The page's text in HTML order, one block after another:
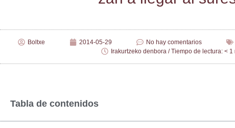
Boltxe 2014-05-29 No hay comentarios
Irakurtzeko denbora / Tiempo de lectura: < 1
Tabla de contenidos